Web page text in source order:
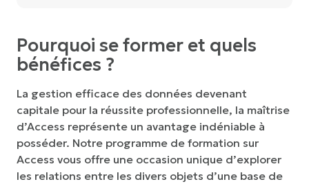
Pourquoi se former et quels
bénéfices ?
La gestion efficace des données devenant
capitale pour la réussite professionnelle, la maîtrise
d’Access représente un avantage indéniable à
posséder. Notre programme de formation sur
Access vous offre une occasion unique d’explorer
les relations entre les divers objets d’une base de